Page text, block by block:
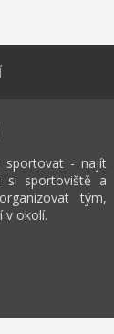
sportovat - najít
si sportoviště a
tým,
v okolí.